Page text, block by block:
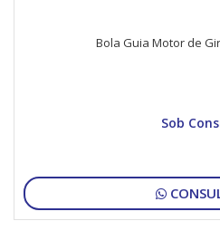
Bola Guia Motor de
Sob